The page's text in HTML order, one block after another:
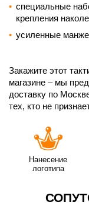
специальные
крепления
усиленные
Закажите этот
магазине – мы
доставку по
тех, кто не
Нанесение
логотипа